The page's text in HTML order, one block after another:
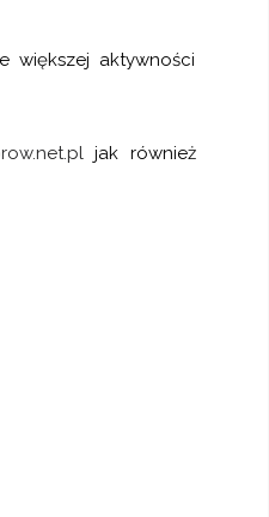
większej aktywności
jak również